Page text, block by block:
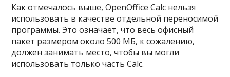
Как отмечалось выше, OpenOffice Calc нельзя
использовать в качестве отдельной переносимой
программы. Это означает, что весь офисный
пакет размером около 500 МБ, к сожалению,
должен занимать место, чтобы вы могли
использовать только часть Calc.